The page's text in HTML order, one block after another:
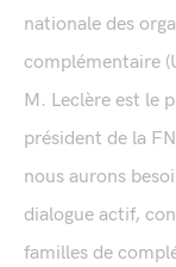
nationale des
complémentaire
M. Leclère est le
président de la
nous aurons
dialogue actif,
familles de